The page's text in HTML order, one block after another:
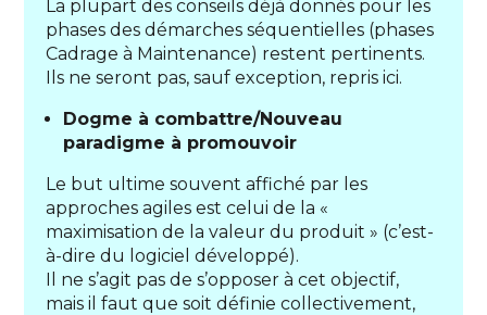
La plupart des conseils déjà donnés pour les
phases des démarches séquentielles (phases
Cadrage à Maintenance) restent pertinents.
Ils ne seront pas, sauf exception, repris ici.
Dogme à combattre/Nouveau
paradigme à promouvoir
Le but ultime souvent affiché par les
approches agiles est celui de la «
maximisation de la valeur du produit » (c’est-
à-dire du logiciel développé).
Il ne s’agit pas de s’opposer à cet objectif,
mais il faut que soit définie collectivement,